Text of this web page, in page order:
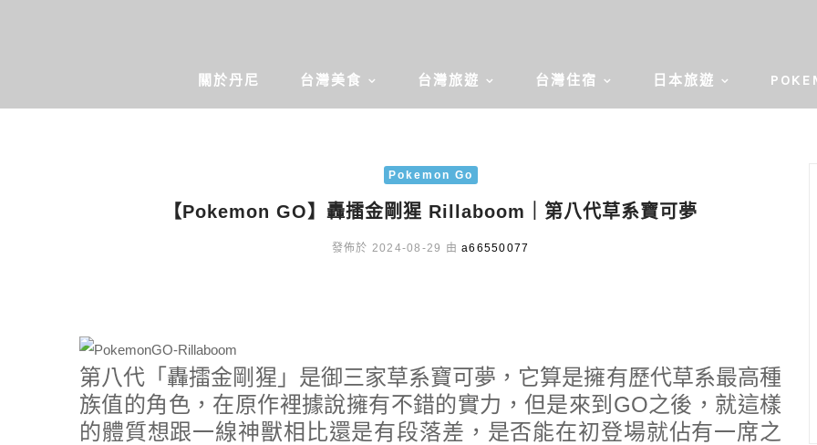
關於丹尼 台灣美食 台灣旅遊 台灣住宿 日本旅遊
Pokemon Go
【Pokemon GO】轟擂金剛猩 Rillaboom｜第八代草系寶可夢
發佈於 2024-08-29 由 a66550077
第八代「轟擂金剛猩」是御三家草系寶可夢，它算是擁有歷代草系最高種
族值的角色，在原作裡據說擁有不錯的實力，但是來到GO之後，就這樣
的體質想跟一線神獸相比還是有段落差，是否能在初登場就佔有一席之